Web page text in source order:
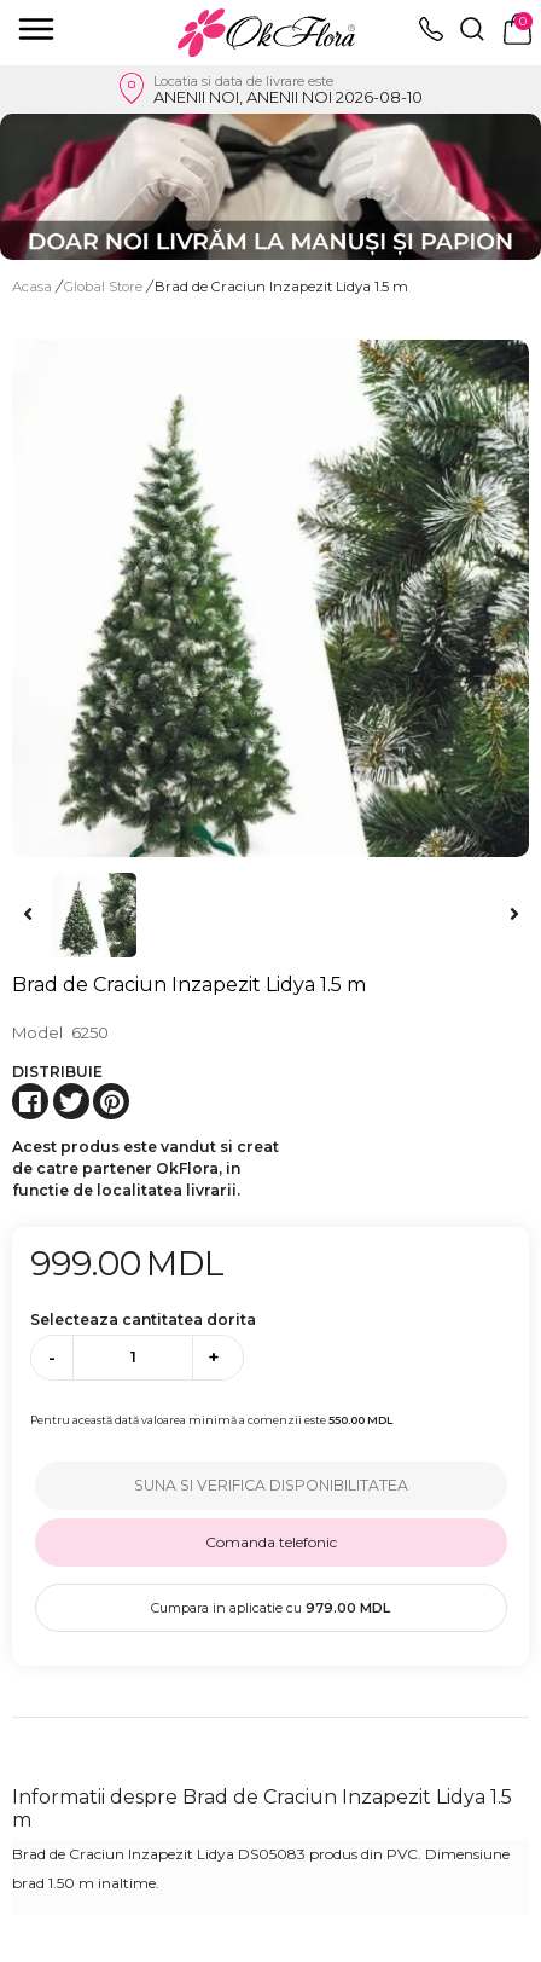
0
Locatia si data de livrare este
ANENII NOI, ANENII NOI 2026-08-10
Acasa / Global Store / Brad de Craciun Inzapezit Lidya 1.5 m
Brad de Craciun Inzapezit Lidya 1.5 m
Model 6250
DISTRIBUIE
Acest produs este vandut si creat
de catre partener OkFlora, in
functie de localitatea livrarii.
999.00 MDL
Selecteaza cantitatea dorita
- +
Pentru această dată valoarea minimă a comenzii este550.00MDL
SUNA SI VERIFICA DISPONIBILITATEA
Comanda telefonic
Cumpara in aplicatie cu 979.00 MDL
Informatii despre Brad de Craciun Inzapezit Lidya 1.5
m
Brad de Craciun Inzapezit Lidya DS05083 produs din PVC. Dimensiune
brad 1.50 m inaltime.